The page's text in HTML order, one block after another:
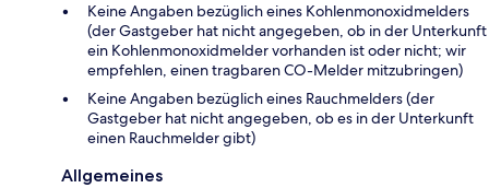
Keine Angaben bezüglich eines Kohlenmonoxidmelders
(der Gastgeber hat nicht angegeben, ob in der Unterkunft
ein Kohlenmonoxidmelder vorhanden ist oder nicht; wir
empfehlen, einen tragbaren CO-Melder mitzubringen)
Keine Angaben bezüglich eines Rauchmelders (der
Gastgeber hat nicht angegeben, ob es in der Unterkunft
einen Rauchmelder gibt)
Allgemeines